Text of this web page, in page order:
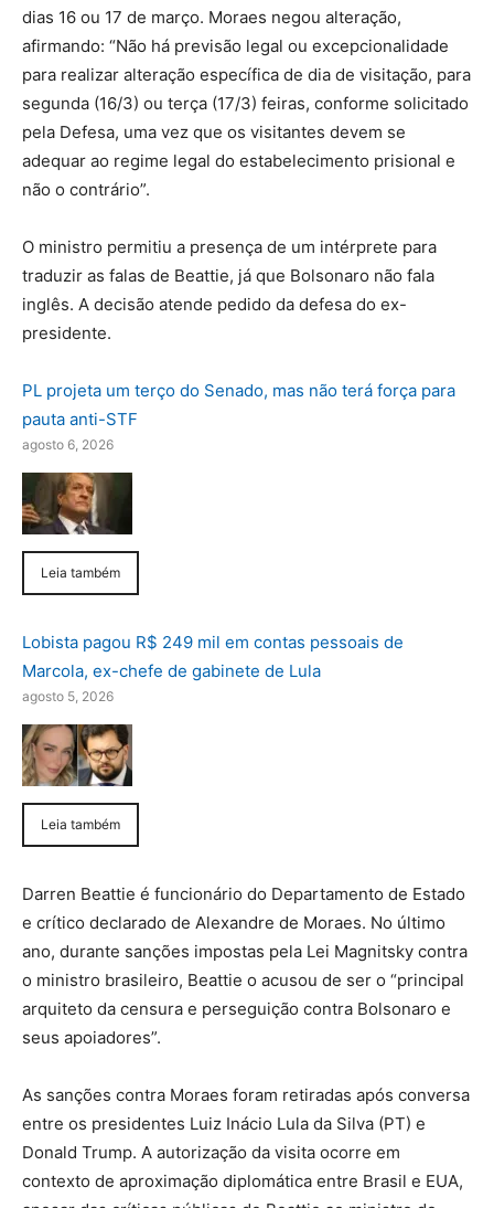
dias 16 ou 17 de março. Moraes negou alteração,
afirmando: “Não há previsão legal ou excepcionalidade
para realizar alteração específica de dia de visitação, para
segunda (16/3) ou terça (17/3) feiras, conforme solicitado
pela Defesa, uma vez que os visitantes devem se
adequar ao regime legal do estabelecimento prisional e
não o contrário”.
O ministro permitiu a presença de um intérprete para
traduzir as falas de Beattie, já que Bolsonaro não fala
inglês. A decisão atende pedido da defesa do ex-
presidente.
PL projeta um terço do Senado, mas não terá força para
pauta anti-STF
agosto 6, 2026
Leia também
Lobista pagou R$ 249 mil em contas pessoais de
Marcola, ex-chefe de gabinete de Lula
agosto 5, 2026
Leia também
Darren Beattie é funcionário do Departamento de Estado
e crítico declarado de Alexandre de Moraes. No último
ano, durante sanções impostas pela Lei Magnitsky contra
o ministro brasileiro, Beattie o acusou de ser o “principal
arquiteto da censura e perseguição contra Bolsonaro e
seus apoiadores”.
As sanções contra Moraes foram retiradas após conversa
entre os presidentes Luiz Inácio Lula da Silva (PT) e
Donald Trump. A autorização da visita ocorre em
contexto de aproximação diplomática entre Brasil e EUA,